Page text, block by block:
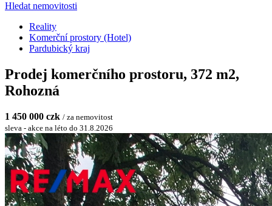
Hledat nemovitosti
Reality
Komerční prostory (Hotel)
Pardubický kraj
Prodej komerčního prostoru, 372 m2,
Rohozná
1 450 000 czk / za nemovitost
sleva - akce na léto do 31.8.2026